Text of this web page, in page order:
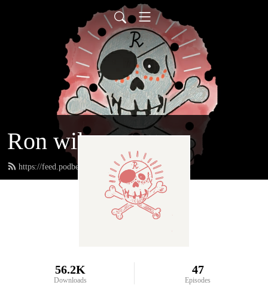
Ron wil een tattoo
https://feed.podbean.com/ronwileentattoo/feed.xml
56.2K
Downloads
47
Episodes